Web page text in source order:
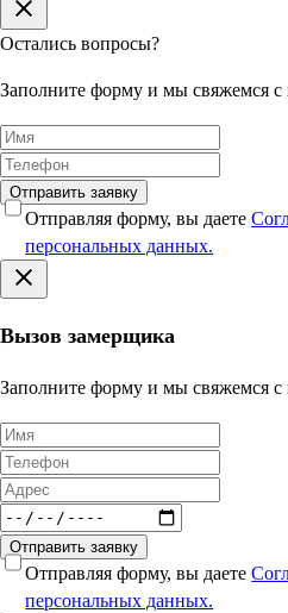
Остались вопросы?
Заполните форму и мы свяжемся
Отправить заявку
Отправляя форму, вы даете
персональных данных.
Вызов замерщика
Заполните форму и мы свяжемся
Отправить заявку
Отправляя форму, вы даете
персональных данных.